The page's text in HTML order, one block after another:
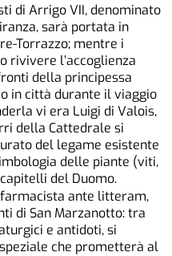
di Arrigo VII, denominato
sarà portata in
Torrazzo; mentre i
rivivere l’accoglienza
della principessa
in città durante il viaggio
vi era Luigi di Valois,
della Cattedrale si
del legame esistente
delle piante (viti,
del Duomo.
ante litteram,
di San Marzanotto: tra
e antidoti, si
che prometterà al